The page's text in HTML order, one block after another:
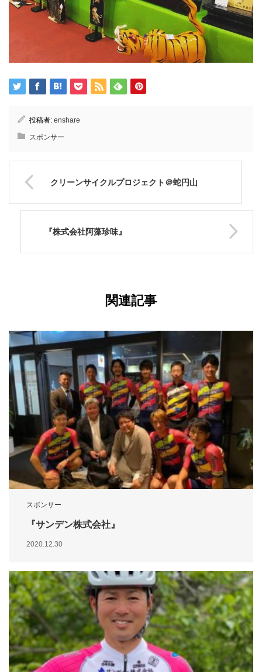
投稿者: enshare
スポンサー
クリーンサイクルプロジェクト＠蛇円山
『株式会社阿藻珍味』
関連記事
スポンサー
『サンデン株式会社』
2020.12.30